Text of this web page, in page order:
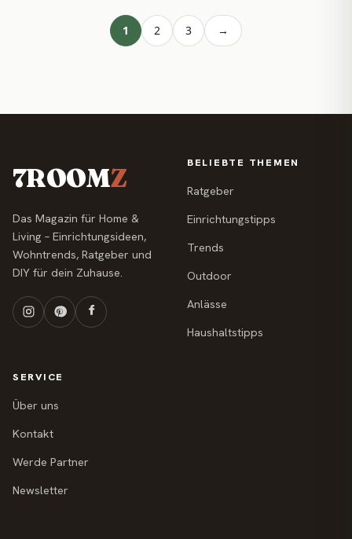
1 2 3 →
7ROOMZ
Das Magazin für Home &
Living – Einrichtungsideen,
Wohntrends, Ratgeber und
DIY für dein Zuhause.
BELIEBTE THEMEN
Ratgeber
Einrichtungstipps
Trends
Outdoor
Anlässe
Haushaltstipps
SERVICE
Über uns
Kontakt
Werde Partner
Newsletter